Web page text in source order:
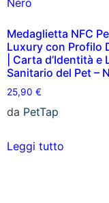
Medaglietta NFC
Luxury con Profilo
| Carta d’Identità e
Sanitario del Pet –
25,90 €
da PetTap
Leggi tutto